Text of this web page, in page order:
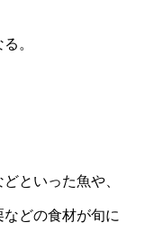
。
といった魚や、
どの食材が旬に